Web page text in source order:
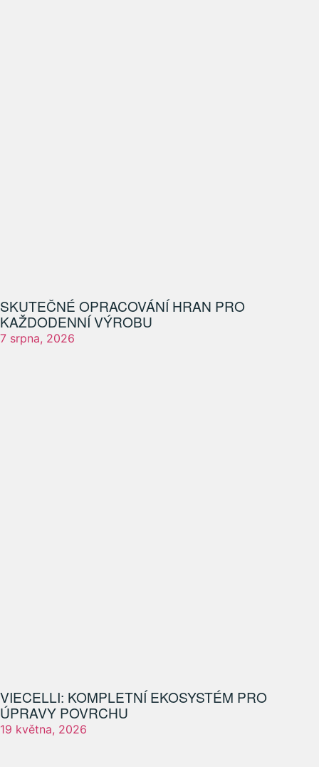
SKUTEČNÉ OPRACOVÁNÍ HRAN PRO
KAŽDODENNÍ VÝROBU
7 srpna, 2026
VIECELLI: KOMPLETNÍ EKOSYSTÉM PRO
ÚPRAVY POVRCHU
19 května, 2026